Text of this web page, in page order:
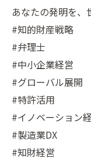
あなたの発明を、
#知的財産戦略
#弁理士
#中小企業経営
#グローバル展開
#特許活用
#イノベーション
#製造業DX
#知財経営